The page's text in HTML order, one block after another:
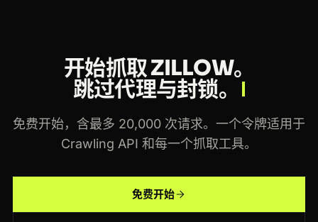
开始抓取 ZILLOW。
跳过代理与封锁。
免费开始，含最多 20,000 次请求。一个令牌适用于
Crawling API 和每一个抓取工具。
免费开始